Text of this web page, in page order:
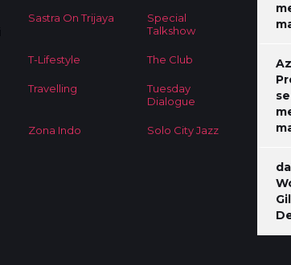
Sastra On Trijaya
Special
Talkshow
T-Lifestyle The Club
Travelling
Tuesday
Dialogue
Zona Indo Solo City Jazz